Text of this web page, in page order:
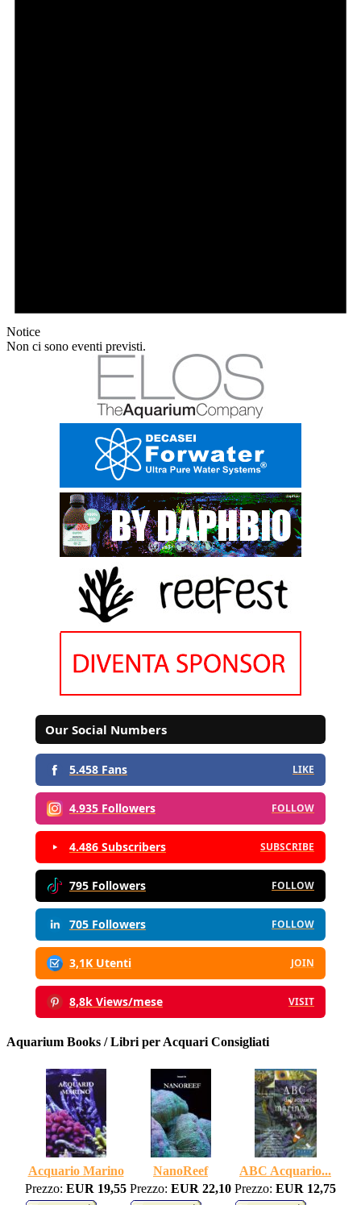
Notice
Non ci sono eventi previsti.
Our Social Numbers
5.458 Fans LIKE
4.935 Followers FOLLOW
4.486 Subscribers SUBSCRIBE
795 Followers FOLLOW
705 Followers FOLLOW
3,1K Utenti JOIN
8,8k Views/mese VISIT
Aquarium Books / Libri per Acquari Consigliati
Acquario Marino NanoReef
ABC Acquario...
Prezzo: EUR 19,55 Prezzo: EUR 22,10 Prezzo: EUR 12,75